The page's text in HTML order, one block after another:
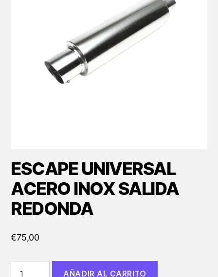
ESCAPE UNIVERSAL
ACERO INOX SALIDA
REDONDA
€75,00
AÑADIR AL CARRITO